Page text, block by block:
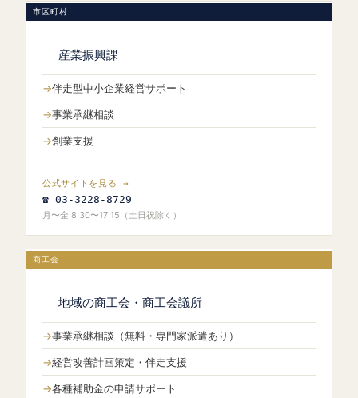
市区町村
産業振興課
伴走型中小企業経営サポート
事業承継相談
創業支援
公式サイトを見る →
☎ 03-3228-8729
月〜金 8:30〜17:15（土日祝除く）
商工会
地域の商工会・商工会議所
事業承継相談（無料・専門家派遣あり）
経営改善計画策定・伴走支援
各種補助金の申請サポート